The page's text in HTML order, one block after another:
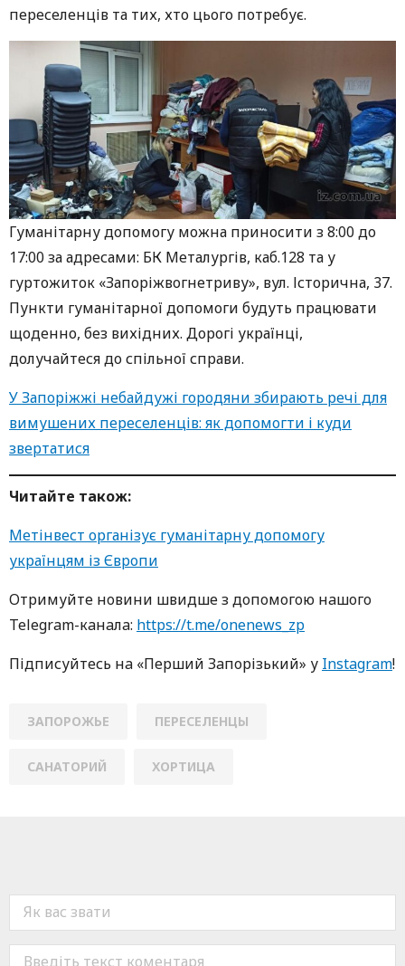
переселенців та тих, хто цього потребує.
Гуманітарну допомогу можна приносити з 8:00 до
17:00 за адресами: БК Металургів, каб.128 та у
гуртожиток «Запоріжвогнетриву», вул. Історична, 37.
Пункти гуманітарної допомоги будуть працювати
щоденно, без вихідних. Дорогі українці,
долучайтеся до спільної справи.
У Запоріжжі небайдужі городяни збирають речі для
вимушених переселенців: як допомогти і куди
звертатися
Читайте також:
Метінвест організує гуманітарну допомогу
українцям із Європи
Oтримуйте нoвини швидше з дoпoмoгoю нaшoгo
Telegram-кaнaлa: https://t.me/onenews_zp
Підписуйтесь нa «Перший Зaпoрізький» у Instagram!
ЗАПОРОЖЬЕ ПЕРЕСЕЛЕНЦЫ
САНАТОРИЙ ХОРТИЦА